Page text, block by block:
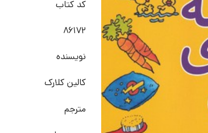
کد کتاب
86172
نویسنده
کالین کلارک
مترجم